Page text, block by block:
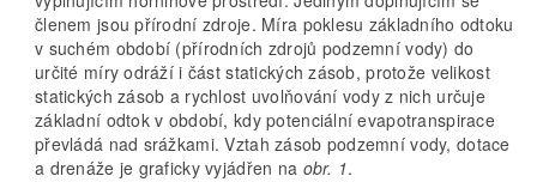
členem jsou přírodní zdroje. Míra poklesu základního odtoku
v suchém období (přírodních zdrojů podzemní vody) do
určité míry odráží i část statických zásob, protože velikost
statických zásob a rychlost uvolňování vody z nich určuje
základní odtok v období, kdy potenciální evapotranspirace
převládá nad srážkami. Vztah zásob podzemní vody, dotace
a drenáže je graficky vyjádřen na obr. 1.